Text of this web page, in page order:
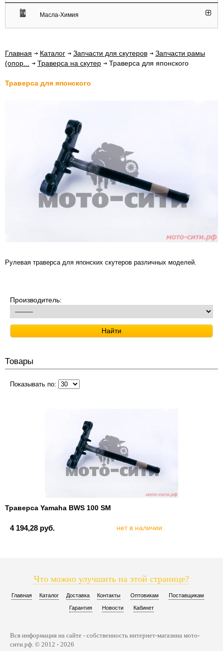
Масла-Химия
Главная Каталог Запчасти для скутеров
Запчасти рамы
(опор...
Траверса на скутер Траверса для японского
Траверса для японского
Рулевая траверса для японских скутеров различных моделей.
Производитель:
Товары
Показывать по:
Траверса Yamaha BWS 100 SM
4 194,28 руб. нет в наличии
Что можно улучшить на этой странице?
Главная Каталог Доставка Контакты Оптовикам Поставщикам
Гарантия Новости Кабинет
Вся информация на сайте - собственность интернет-магазина мото-
сити.рф. © 2012 - 2026